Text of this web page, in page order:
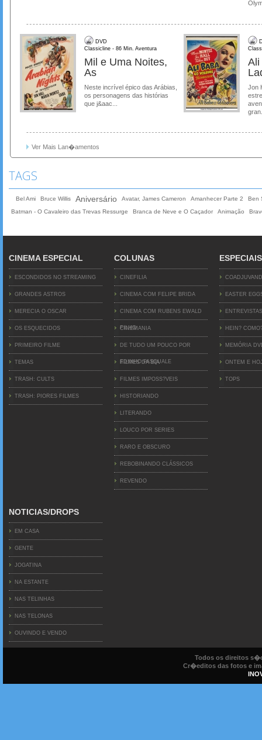
DVD
Classicline - 86 Min. Aventura
Mil e Uma Noites,
As
Neste incrível épico das Arábias,
os personagens das histórias
que j&aac...
Ali
Jon
Ver Mais Lan�amentos
TAGS
Bel Ami Bruce Willis Aniversário Avatar, James Cameron Amanhecer Parte 2
Ben
Batman - O Cavaleiro das Trevas Ressurge
Branca de Neve e O Caçador Animação
CINEMA ESPECIAL
ESCONDIDOS NO STREAMING
GRANDES ASTROS
MERECIA O OSCAR
OS ESQUECIDOS
PRIMEIRO FILME
TEMAS
TRASH: CULTS
TRASH: PIORES FILMES
COLUNAS
CINEFILIA
CINEMA COM FELIPE BRIDA
CINEMA COM RUBENS EWALD
FILHO
CINEMANIA
DE TUDO UM POUCO POR
EDINHO PASQUALE
FILMES DA BIA
FILMES IMPOSS?VEIS
HISTORIANDO
LITERANDO
LOUCO POR SERIES
RARO E OBSCURO
REBOBINANDO CLÁSSICOS
REVENDO
ESPECIAIS
EASTER
ENTREVISTAS
HEIN?
MEMÓRIA
ONTEM E
TOPS
NOTICIAS/DROPS
EM CASA
GENTE
JOGATINA
NA ESTANTE
NAS TELINHAS
NAS TELONAS
OUVINDO E VENDO
Todos os direitos
Cr�editos das fotos e